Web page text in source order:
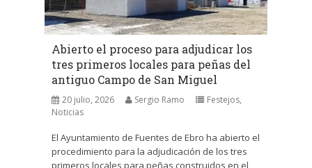
Abierto el proceso para adjudicar los
tres primeros locales para peñas del
antiguo Campo de San Miguel
20 julio, 2026 Sergio Ramo Festejos,
Noticias
El Ayuntamiento de Fuentes de Ebro ha abierto el
procedimiento para la adjudicación de los tres
primeros locales para peñas construidos en el